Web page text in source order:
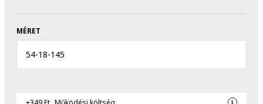
MÉRET
54-18-145